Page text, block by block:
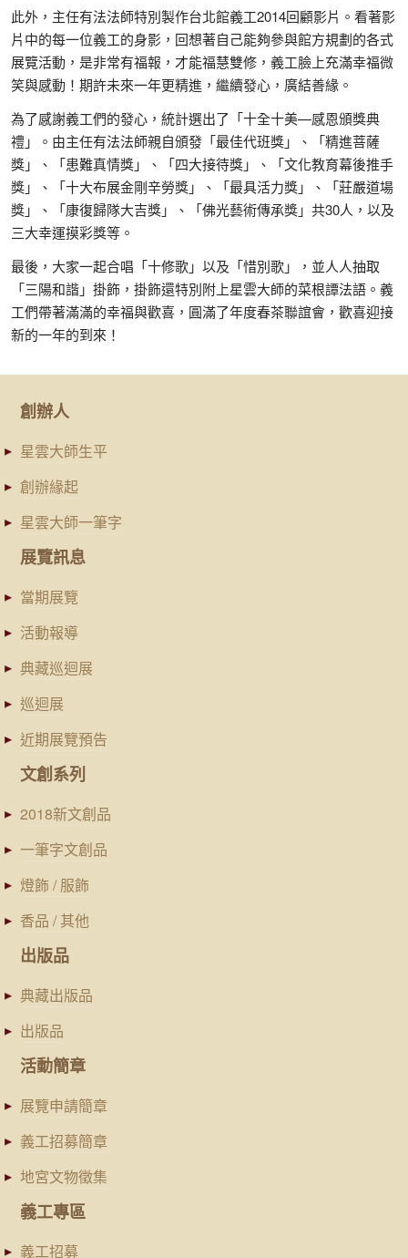
此外，主任有法法師特別製作台北館義工2014回顧影片。看著影
片中的每一位義工的身影，回想著自己能夠參與館方規劃的各式
展覽活動，是非常有福報，才能福慧雙修，義工臉上充滿幸福微
笑與感動！期許未來一年更精進，繼續發心，廣結善緣。
為了感謝義工們的發心，統計選出了「十全十美—感恩頒獎典
禮」。由主任有法法師親自頒發「最佳代班獎」、「精進菩薩
獎」、「患難真情獎」、「四大接待獎」、「文化教育幕後推手
獎」、「十大布展金剛辛勞獎」、「最具活力獎」、「莊嚴道場
獎」、「康復歸隊大吉獎」、「佛光藝術傳承獎」共30人，以及
三大幸運摸彩獎等。
最後，大家一起合唱「十修歌」以及「惜別歌」，並人人抽取
「三陽和諧」掛飾，掛飾還特別附上星雲大師的菜根譚法語。義
工們帶著滿滿的幸福與歡喜，圓滿了年度春茶聯誼會，歡喜迎接
新的一年的到來！
創辦人
星雲大師生平
創辦緣起
星雲大師一筆字
展覽訊息
當期展覽
活動報導
典藏巡迴展
巡迴展
近期展覽預告
文創系列
2018新文創品
一筆字文創品
燈飾 / 服飾
香品 / 其他
出版品
典藏出版品
出版品
活動簡章
展覽申請簡章
義工招募簡章
地宮文物徵集
義工專區
義工招募